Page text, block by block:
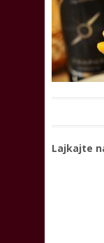
Lajkajte